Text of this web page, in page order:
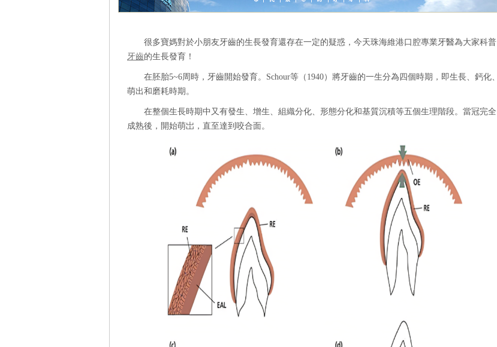
很多寶媽對於小朋友牙齒的生長發育還存在一定的疑惑，今天珠海維港口腔專業牙醫為大家科普
牙齒的生長發育！
在胚胎5~6周時，牙齒開始發育。Schour等（1940）將牙齒的一生分為四個時期，即生長、鈣化、
萌出和磨耗時期。
在整個生長時期中又有發生、增生、組織分化、形態分化和基質沉積等五個生理階段。當冠完全
成熟後，開始萌岀，直至達到咬合面。